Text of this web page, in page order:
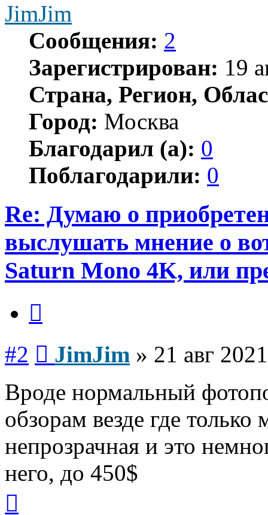
JimJim
Сообщения: 2
Зарегистрирован: 19
Страна, Регион,
Город: Москва
Благодарил (а): 0
Поблагодарили: 0
Re: Думаю о
выслушать мнение о
Saturn Mono 4K, или
#2 JimJim » 21 авг
Вроде нормальный
обзорам везде где
непрозрачная и это
него, до 450$
началу